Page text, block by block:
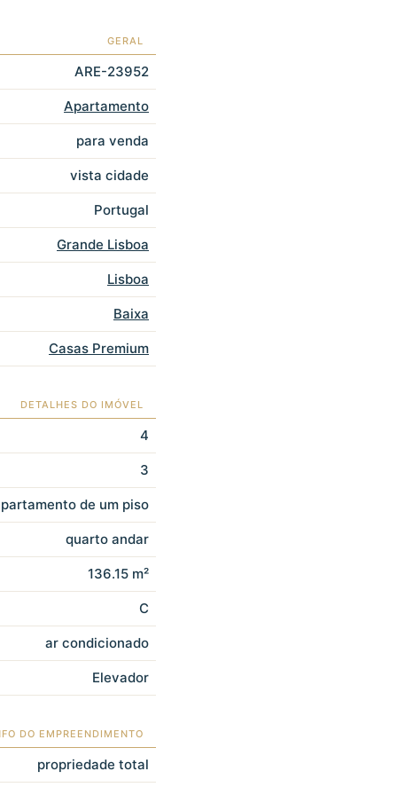
GERAL
ARE-23952
Apartamento
para venda
vista cidade
Portugal
Grande Lisboa
Lisboa
Baixa
Casas Premium
DETALHES DO IMÓVEL
4
3
de um piso
quarto andar
136.15 m²
C
ar condicionado
Elevador
DO EMPREENDIMENTO
propriedade total